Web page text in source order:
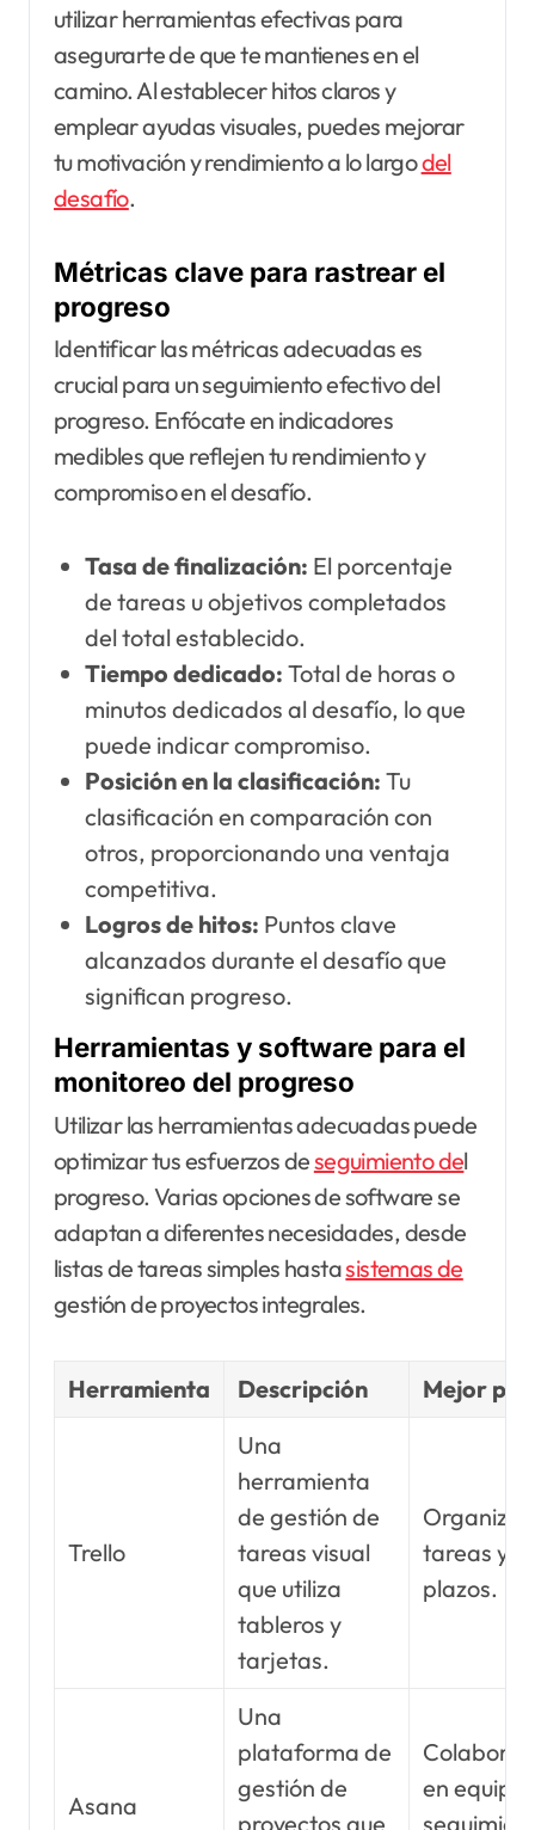
utilizar herramientas efectivas para
asegurarte de que te mantienes en el
camino. Al establecer hitos claros y
emplear ayudas visuales, puedes mejorar
tu motivación y rendimiento a lo largodel
desafío.
Métricas clave para rastrear el
progreso
Identificar las métricas adecuadas es
crucial para un seguimiento efectivo del
progreso. Enfócate en indicadores
medibles que reflejen tu rendimiento y
compromiso en el desafío.
Tasa de finalización: El porcentaje
de tareas u objetivos completados
del total establecido.
Tiempo dedicado: Total de horas o
minutos dedicados al desafío, lo que
puede indicar compromiso.
Posición en la clasificación: Tu
clasificación en comparación con
otros, proporcionando una ventaja
competitiva.
Logros de hitos: Puntos clave
alcanzados durante el desafío que
significan progreso.
Herramientas y software para el
monitoreo del progreso
Utilizar las herramientas adecuadas puede
optimizar tus esfuerzos deseguimiento del
progreso. Varias opciones de software se
adaptan a diferentes necesidades, desde
listas de tareas simples hastasistemas de
gestión de proyectos integrales.
Herramienta Descripción Mejor
Trello
Una
herramienta
de gestión de
tareas visual
que utiliza
tableros y
tarjetas.
Organizar
tareas y
plazos.
Asana
Una
plataforma de
gestión de
proyectos que
en equipo